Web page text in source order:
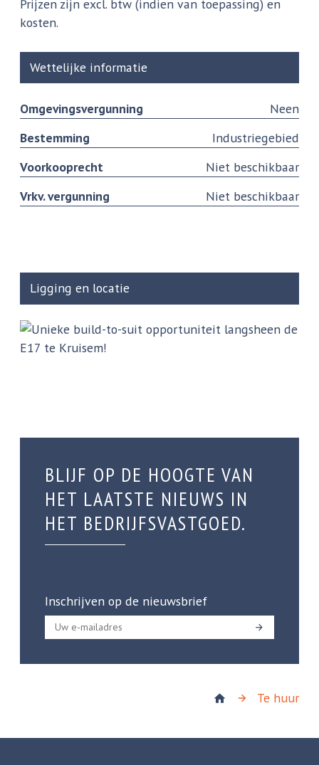
Prijzen zijn excl. btw (indien van toepassing) en
kosten.
Wettelijke informatie
Omgevingsvergunning
Neen
Bestemming
Industriegebied
Voorkooprecht
Niet beschikbaar
Vrkv. vergunning
Niet beschikbaar
Ligging en locatie
BLIJF OP DE HOOGTE VAN
HET LAATSTE NIEUWS IN
HET BEDRIJFSVASTGOED.
Inschrijven op de nieuwsbrief
Te huur